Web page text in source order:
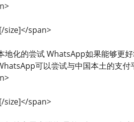
size]</span>
化的尝试 WhatsApp如果能够更
可以尝试与中国本土的支
size]</span>